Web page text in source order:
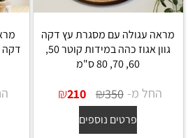
מראה עגולה עם מסגרת עץ דקה
גוון אגוז כהה במידות קוטר 50,
60, 70, 80 ס"מ
החל מ- ₪350
₪210
פרטים נוספים